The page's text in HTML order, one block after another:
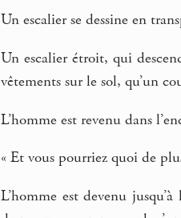
Un escalier se dessine en
Un escalier étroit, qui
vêtements sur le sol, qu’un
L’homme est revenu dans
« Et vous pourriez quoi de
L’homme est devenu